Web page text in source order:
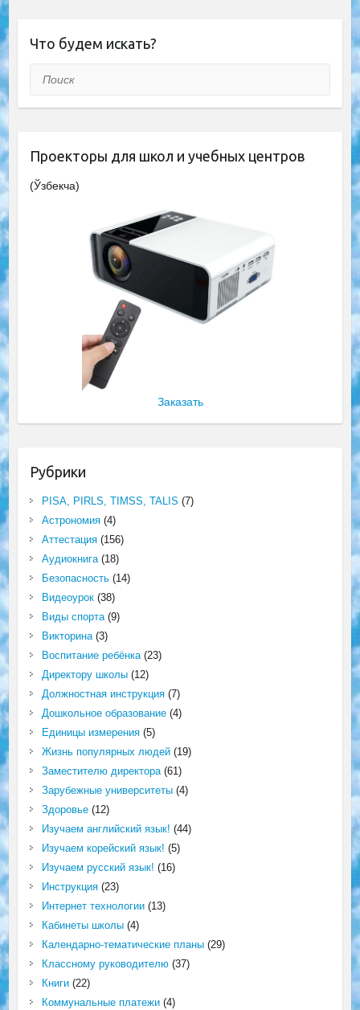
Что будем искать?
Поиск
Проекторы для школ и учебных центров
(Ўзбекча)
Заказать
Рубрики
PISA, PIRLS, TIMSS, TALIS (7)
Астрономия(4)
Аттестация(156)
Аудиокнига(18)
Безопасность(14)
Видеоурок(38)
Виды спорта(9)
Викторина(3)
Воспитание ребёнка(23)
Директору школы(12)
Должностная инструкция(7)
Дошкольное образование(4)
Единицы измерения(5)
Жизнь популярных людей(19)
Заместителю директора(61)
Зарубежные университеты(4)
Здоровье(12)
Изучаем английский язык! (44)
Изучаем корейский язык! (5)
Изучаем русский язык! (16)
Инструкция(23)
Интернет технологии(13)
Кабинеты школы(4)
Календарно-тематические планы(29)
Классному руководителю(37)
Книги(22)
Коммунальные платежи(4)